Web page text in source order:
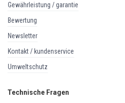
gewährleistung / garantie
bewertung
newsletter
kontakt / kundenservice
umweltschutz
Technische Fragen